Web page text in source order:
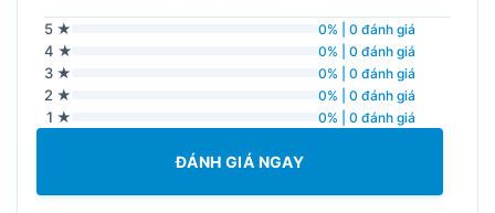
5 ★ 0% | 0 đánh giá
4 ★ 0% | 0 đánh giá
3 ★ 0% | 0 đánh giá
2 ★ 0% | 0 đánh giá
1 ★ 0% | 0 đánh giá
ĐÁNH GIÁ NGAY